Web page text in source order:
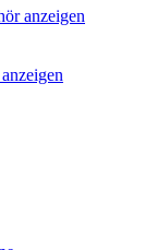
anzeigen